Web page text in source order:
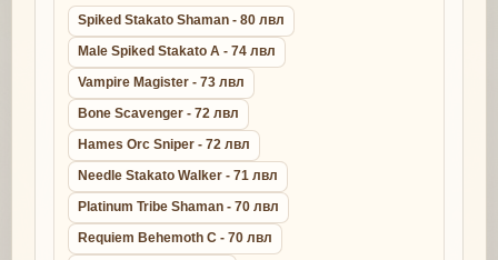
Spiked Stakato Shaman - 80 лвл
Male Spiked Stakato A - 74 лвл
Vampire Magister - 73 лвл
Bone Scavenger - 72 лвл
Hames Orc Sniper - 72 лвл
Needle Stakato Walker - 71 лвл
Platinum Tribe Shaman - 70 лвл
Requiem Behemoth C - 70 лвл